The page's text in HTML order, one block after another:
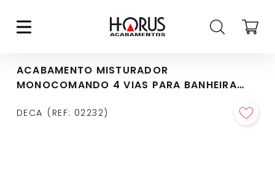
ACABAMENTO MISTURADOR
MONOCOMANDO 4 VIAS PARA BANHEIRA
DECA REF: 02232